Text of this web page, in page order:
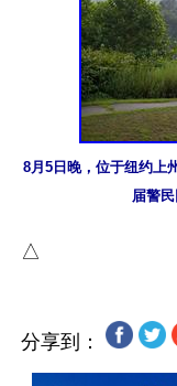
8月5日晚，位于纽约上
届警
分享到：